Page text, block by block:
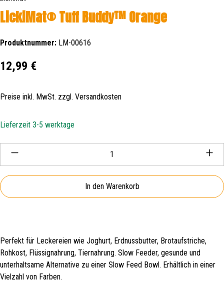
LickiMat® Tuff Buddy™ Orange
Produktnummer: LM-00616
Regulärer Preis:
12,99 €
Preise inkl. MwSt. zzgl. Versandkosten
Lieferzeit 3-5 werktage
Produkt Anzahl: Gib den gewünschten Wert ein oder
In den Warenkorb
Perfekt für Leckereien wie Joghurt, Erdnussbutter, Brotaufstriche,
Rohkost, Flüssignahrung, Tiernahrung. Slow Feeder, gesunde und
unterhaltsame Alternative zu einer Slow Feed Bowl. Erhältlich in einer
Vielzahl von Farben.